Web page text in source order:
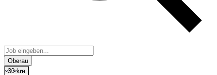
Oberau
30 km